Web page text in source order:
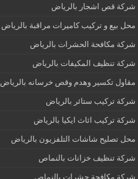
شركة قص اشجار بالرياض
محل بيع و تركيب كاميرات مراقبة بالرياض
شركة مكافحة الحشرات بالرياض
شركة تنظيف المكيفات بالرياض
مقاول تكسير وهدم وقص خرسانه بالرياض
شركة تركيب ستائر بالرياض
شركة تركيب اثاث ايكيا بالرياض
محل تصليح شاشات التلفزيون بالرياض
شركة تنظيف خزانات بالنماص
شركة مكافحة حشرات بالنماص